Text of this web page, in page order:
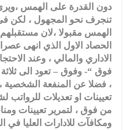
دون القدرة على الهمس
الهمس مقبولا ،لان
الحصاد الاول الذي انهى
الاداري والمالي ، وعند
فوق “- وفوق – تعود الى
، فضلا عن المنفعة الشخصية
تعيينات او تعديلات للرواتب
من فوق ، لتمرير تعيينات
ومكافآت للادارات العليا